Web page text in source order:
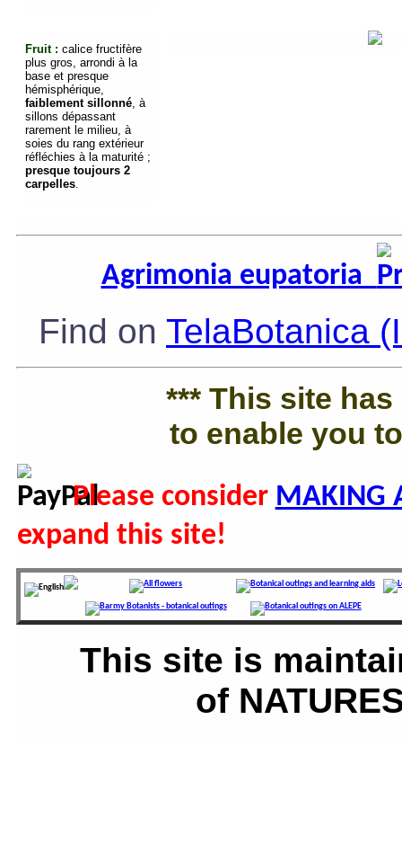
Fruit :calice fructifère
plus gros, arrondi à la
base et presque
hémisphérique,
faiblement sillonné , à
sillons dépassant
rarement le milieu, à
soies du rang extérieur
réfléchies à la maturité ;
presque toujours 2
carpelles
Agrimonia eupatoria
Find on TelaBotanica
*** This site
to enable you
Please consider MAKING
expand this site!
This site is
of